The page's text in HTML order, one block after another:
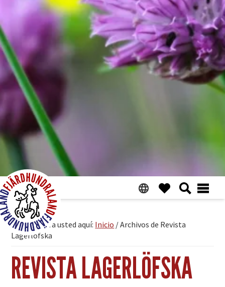
Se encuentra usted aquí: Inicio /Archivos de Revista
Lagerlöfska
REVISTA LAGERLÖFSKA